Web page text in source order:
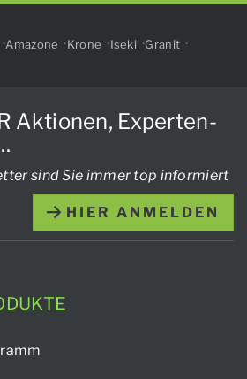
Amazone Krone Iseki
Granit
Aktionen, Experten-
sind Sie immer top informiert
HIER ANMELDEN